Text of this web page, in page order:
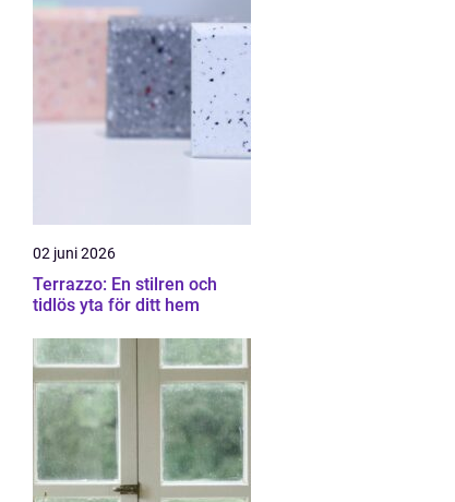
02 juni 2026
Terrazzo: En stilren och
tidlös yta för ditt hem